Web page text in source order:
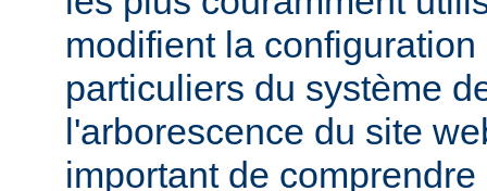
modifient la
particuliers du système
l'arborescence du site
important de